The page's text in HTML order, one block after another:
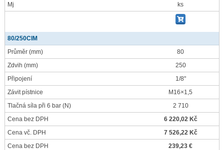
Mj ks
80/250CIM
Průměr (mm)
80
Zdvih (mm)
250
Připojení
1/8"
Závit pístnice
M16×1,5
Tlačná síla při 6 bar (N)
2 710
Cena bez DPH
6 220,02 Kč
Cena vč. DPH
7 526,22 Kč
Cena bez DPH
239,23 €